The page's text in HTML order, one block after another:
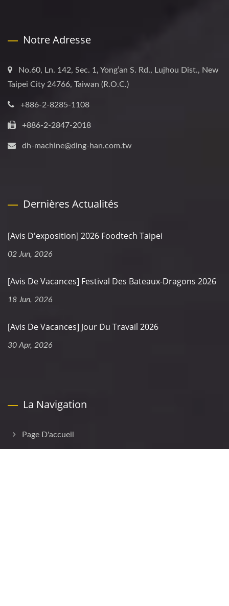
Notre Adresse
No.60, Ln. 142, Sec. 1, Yong’an S. Rd., Lujhou Dist., New
Taipei City 24766, Taiwan (R.O.C.)
+886-2-8285-1108
+886-2-2847-2018
dh-machine@ding-han.com.tw
Dernières Actualités
[Avis D'exposition] 2026 Foodtech Taipei
02 Jun, 2026
[Avis De Vacances] Festival Des Bateaux-Dragons 2026
18 Jun, 2026
[Avis De Vacances] Jour Du Travail 2026
30 Apr, 2026
La Navigation
Page D'accueil